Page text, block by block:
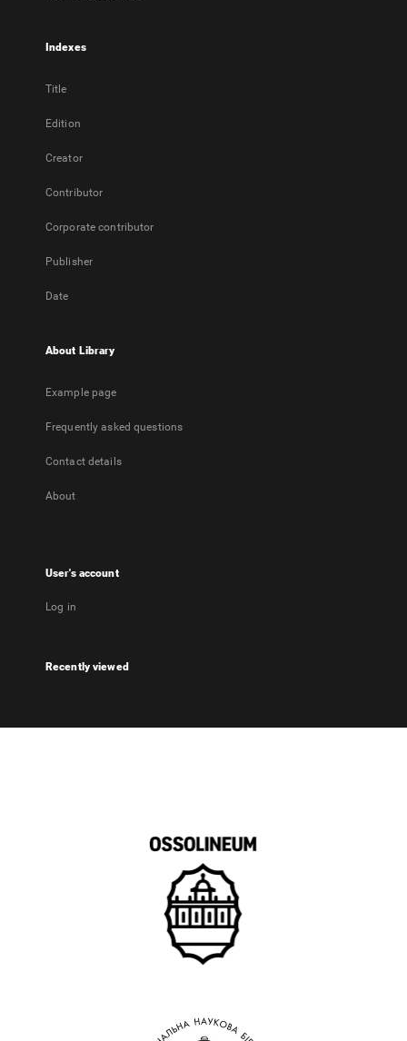
Indexes
Title
Edition
Creator
Contributor
Corporate contributor
Publisher
Date
About Library
Example page
Frequently asked questions
Contact details
About
User's account
Log in
Recently viewed